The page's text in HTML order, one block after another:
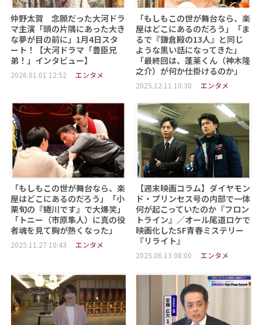
仲野太賀 念願だった大河ドラ
マ主演「頭の片隅にあった大き
な夢が目の前に」1月4日スタ
ート！【大河ドラマ「豊臣兄
弟！」インタビュー】
2026.01.01 12:52 エンタメ
「もしもこの世が舞台なら、楽
屋はどこにあるのだろう」「ま
るで『鎌倉殿の13人』と同じ
ような黒い話になってきた」
「最終回は、蓬莱くん（神木隆
之介）が何か仕掛けるのか」
2025.12.11 10:30 エンタメ
「もしもこの世が舞台なら、楽
屋はどこにあるのだろう」「小
栗旬の『蜷川です』で大爆笑」
「トニー（市原隼人）に真の役
者魂を見て胸が熱くなった」
2025.11.27 10:43 エンタメ
【週末映画コラム】ダイヤモン
ド・プリンセス号の内部で一体
何が起こっていたのか『フロン
トライン』／オール尾道ロケで
映画化したSF青春ミステリー
『リライト』
2025.06.13 08:00 エンタメ